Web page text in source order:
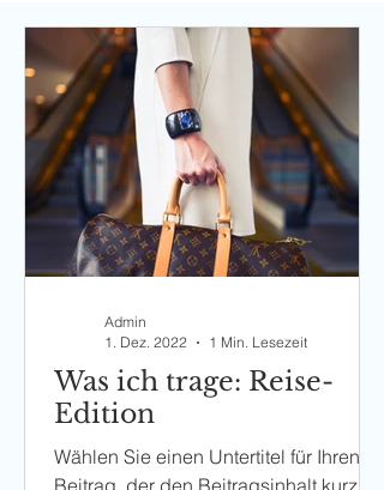
Was ich trage: Reise-
Edition
Wählen Sie einen Untertitel für Ihren
Beitrag, der den Beitragsinhalt kurz
Admin
1. Dez. 2022
1 Min. Lesezeit